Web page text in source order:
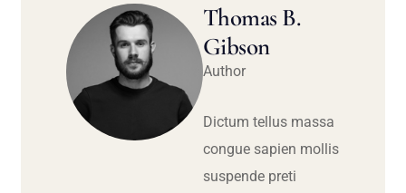
Thomas B.
Gibson
Author
Dictum tellus massa
congue sapien mollis
suspende preti